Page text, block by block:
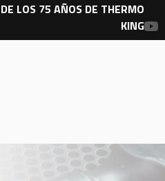
LOS 75 AÑOS DE THERMO
KING